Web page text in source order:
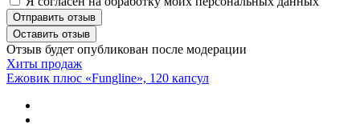
Отправить отзыв
Оставить отзыв
Отзыв будет опубликован после модерации
Хиты продаж
Ежовик плюс «Fungline», 120 капсул